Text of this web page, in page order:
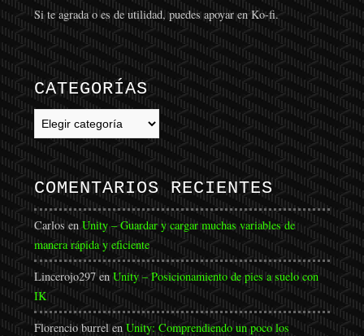
Si te agrada o es de utilidad, puedes apoyar en Ko-fi.
CATEGORÍAS
Categorías
COMENTARIOS RECIENTES
CarlosenUnity – Guardar y cargar muchas variables de
manera rápida y eficiente
Lincerojo297enUnity – Posicionamiento de pies a suelo con
IK
Florencio burrelenUnity: Comprendiendo un poco los